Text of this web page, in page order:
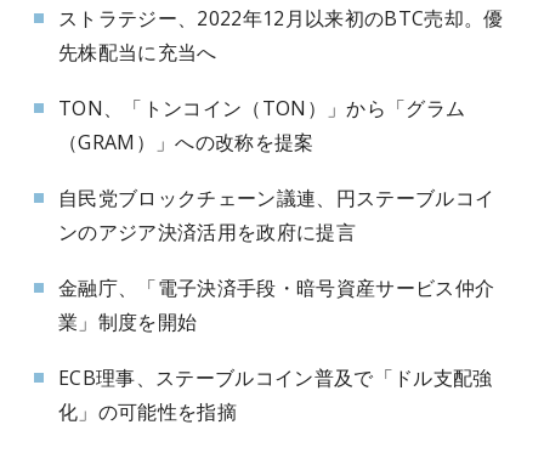
ストラテジー、2022年12月以来初のBTC売却。優
先株配当に充当へ
TON、「トンコイン（TON）」から「グラム
（GRAM）」への改称を提案
自民党ブロックチェーン議連、円ステーブルコイ
ンのアジア決済活用を政府に提言
金融庁、「電子決済手段・暗号資産サービス仲介
業」制度を開始
ECB理事、ステーブルコイン普及で「ドル支配強
化」の可能性を指摘